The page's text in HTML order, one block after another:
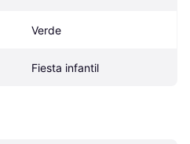
Verde
Fiesta infantil